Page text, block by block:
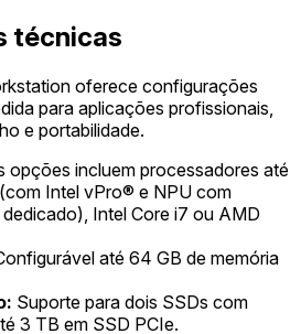
técnicas
oferece configurações
para aplicações profissionais,
e portabilidade.
opções incluem processadores até
Intel vPro® e NPU com
Intel Core i7 ou AMD
até 64 GB de memória
Suporte para dois SSDs com
3 TB em SSD PCIe.